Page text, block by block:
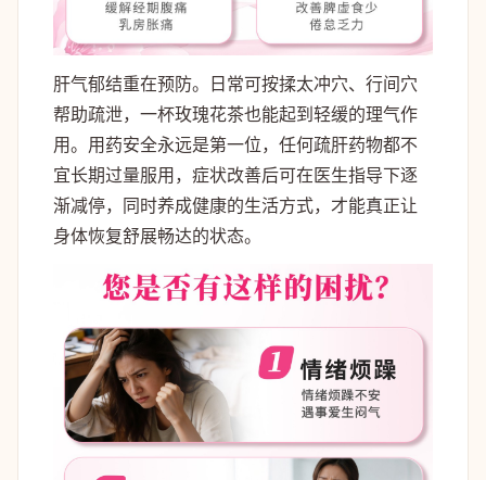
肝气郁结重在预防。日常可按揉太冲穴、行间穴
帮助疏泄，一杯玫瑰花茶也能起到轻缓的理气作
用。用药安全永远是第一位，任何疏肝药物都不
宜长期过量服用，症状改善后可在医生指导下逐
渐减停，同时养成健康的生活方式，才能真正让
身体恢复舒展畅达的状态。